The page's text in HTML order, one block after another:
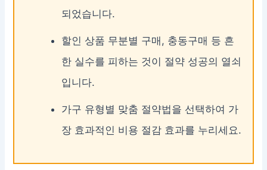
되었습니다.
할인 상품 무분별 구매, 충동구매 등 흔
한 실수를 피하는 것이 절약 성공의 열쇠
입니다.
가구 유형별 맞춤 절약법을 선택하여 가
장 효과적인 비용 절감 효과를 누리세요.